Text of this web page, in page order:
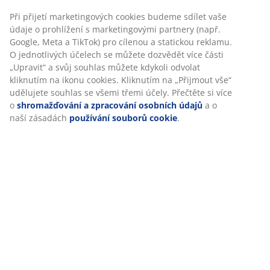
Specifikace
Hodnocení
(99)
Při přijetí marketingových cookies budeme sdílet vaše
údaje o prohlížení s marketingovými partnery (např.
Google, Meta a TikTok) pro cílenou a statickou reklamu.
O jednotlivých účelech se můžete dozvědět více části
„Upravit“ a svůj souhlas můžete kdykoli odvolat
kliknutím na ikonu cookies. Kliknutím na „Přijmout vše“
udělujete souhlas se všemi třemi účely. Přečtěte si více
o shromažďování a zpracování osobních údajů a o
naší zásadách používání souborů cookie.